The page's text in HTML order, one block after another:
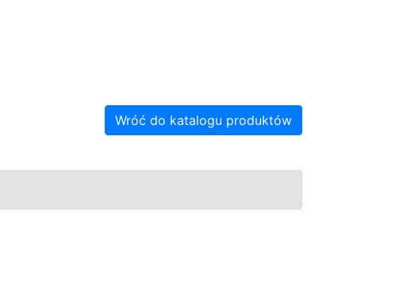
Wróć do katalogu produktów